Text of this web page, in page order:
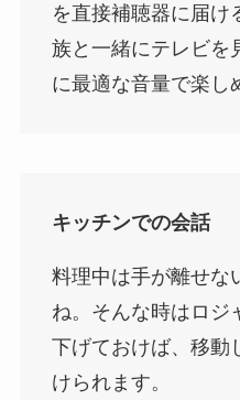
を直接補聴器に届け
族と一緒にテレビを
に最適な音量で楽し
キッチンでの会話
料理中は手が離せな
ね。そんな時はロジ
下げておけば、移動
けられます。